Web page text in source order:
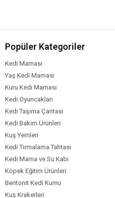
Kırmızı Darı
Ham protein % 12,00
Ham yağ % 3,00 - 12,00
Ham selüloz % 10,00
Ham kül % 5,00
HCL'de Çözülmeyen Kül %
NaCI % 0,50
Metabolik Enerji 1500
Kalsiyum % 0,20 - 1,25
Fosfor % 0,10 - 5,00
Sodyum % 0,01 - 1,40
Mangan % 25,00
Popüler Kategoriler
Kedi Maması
Yaş Kedi Maması
Kuru Kedi Maması
Kedi Oyuncakları
Kedi Taşıma Çantası
Kedi Bakım Ürünleri
Kuş Yemleri
Kedi Tırmalama Tahtası
Kedi Mama ve Su Kabı
Köpek Eğitim Ürünleri
Bentonit Kedi Kumu
Kuş Krakerleri